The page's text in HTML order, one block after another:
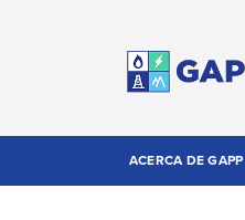
ACERCA DE GAPP